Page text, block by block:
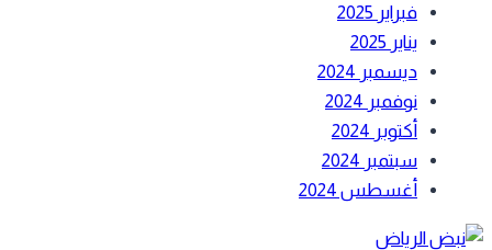
فبراير 2025
يناير 2025
ديسمبر 2024
نوفمبر 2024
أكتوبر 2024
سبتمبر 2024
أغسطس 2024